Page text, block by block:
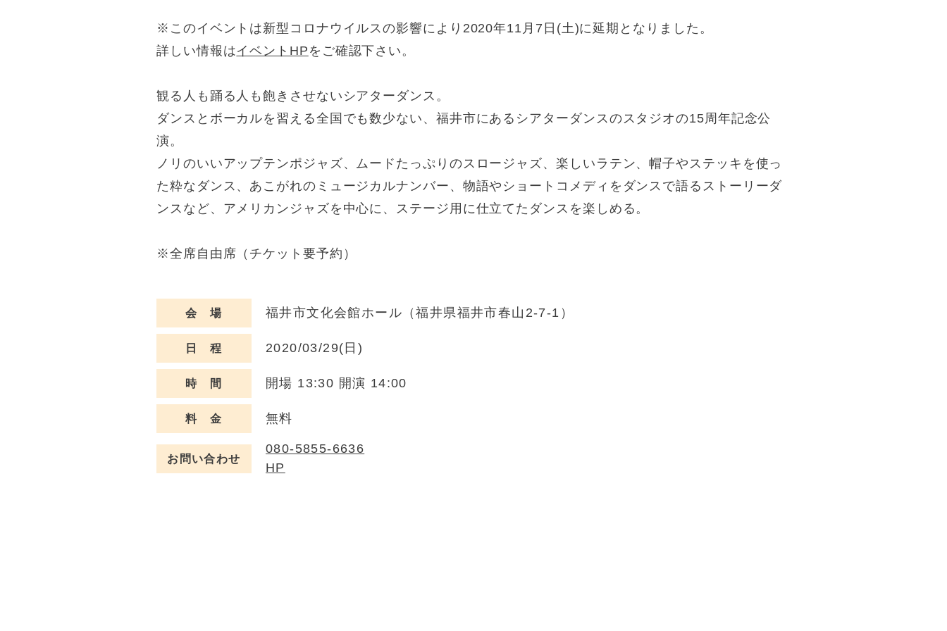
※このイベントは新型コロナウイルスの影響により2020年11月7日(土)に延期となりました。
詳しい情報はイベントHP をご確認下さい。
観る人も踊る人も飽きさせないシアターダンス。
ダンスとボーカルを習える全国でも数少ない、福井市にあるシアターダンスのスタジオの15周年記念公
演。
ノリのいいアップテンポジャズ、ムードたっぷりのスロージャズ、楽しいラテン、帽子やステッキを使っ
た粋なダンス、あこがれのミュージカルナンバー、物語やショートコメディをダンスで語るストーリーダ
ンスなど、アメリカンジャズを中心に、ステージ用に仕立てたダンスを楽しめる。
※全席自由席（チケット要予約）
会 場 福井市文化会館ホール（福井県福井市春山2-7-1）
日 程 2020/03/29(日)
時 間 開場 13:30 開演 14:00
料 金 無料
お問い合わせ
080-5855-6636
HP